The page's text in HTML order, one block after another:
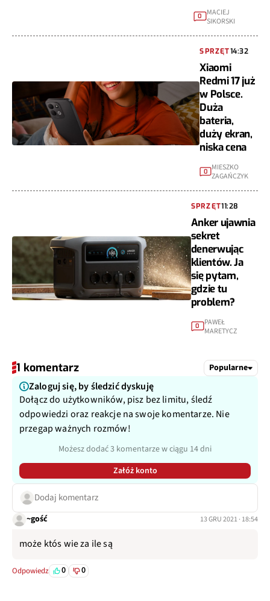
0
MACIEJ
SIKORSKI
SPRZĘT14:32
Xiaomi
Redmi 17 już
w Polsce.
Duża
bateria,
duży ekran,
niska cena
0
MIESZKO
ZAGAŃCZYK
SPRZĘT11:28
Anker ujawnia
sekret
denerwując
klientów. Ja
się pytam,
gdzie tu
problem?
0
PAWEŁ
MARETYCZ
1 komentarz Popularne
Zaloguj się, by śledzić dyskuję
Dołącz do użytkowników, pisz bez limitu, śledź
odpowiedzi oraz reakcje na swoje komentarze. Nie
przegap ważnych rozmów!
Możesz dodać 3 komentarze w ciągu 14 dni
Załóż konto
Dodaj komentarz
~gość 13 GRU 2021 · 18:54
może któs wie za ile są
Odpowiedz 0 0